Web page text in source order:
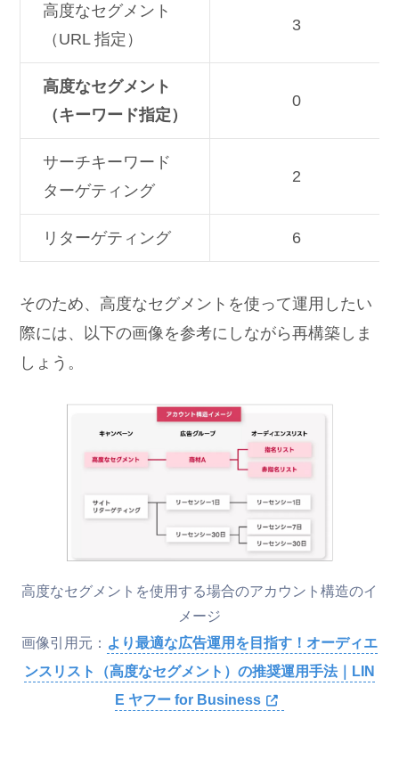
高度なセグメント
（URL 指定）
3
高度なセグメント
（キーワード指定）
0
サーチキーワード
ターゲティング
2
リターゲティング 6
そのため、高度なセグメントを使って運用したい
際には、以下の画像を参考にしながら再構築しま
しょう。
高度なセグメントを使用する場合のアカウント構造のイ
メージ
画像引用元： より最適な広告運用を目指す！オーディエ
ンスリスト（高度なセグメント）の推奨運用手法｜LIN
E ヤフー for Business